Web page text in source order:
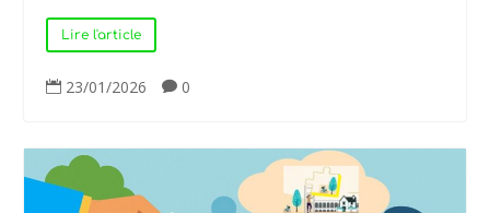
Lire l'article
 23/01/2026  0